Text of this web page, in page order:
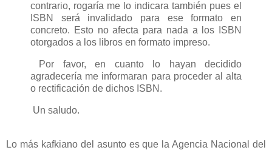
contrario, rogaría me lo indicara también pues el
ISBN será invalidado para ese formato en
concreto. Esto no afecta para nada a los ISBN
otorgados a los libros en formato impreso.
Por favor, en cuanto lo hayan decidido
agradecería me informaran para proceder al alta
o rectificación de dichos ISBN.
Un saludo.
Lo más kafkiano del asunto es que la Agencia Nacional del